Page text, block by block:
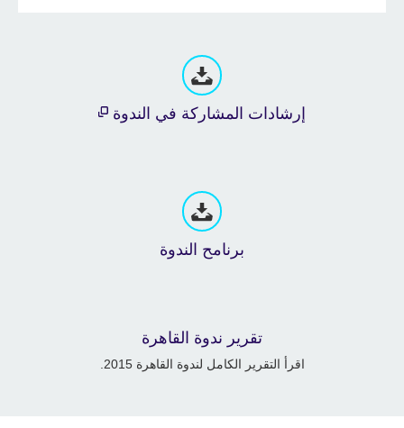
إرشادات المشاركة في الندوة
برنامح الندوة
تقرير ندوة القاهرة
اقرأ التقرير الكامل لندوة القاهرة 2015.